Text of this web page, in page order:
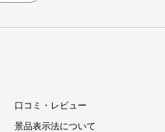
口コミ・レビュー
景品表示法について